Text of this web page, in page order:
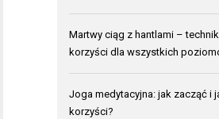
Martwy ciąg z hantlami –
korzyści dla wszystkich
Joga medytacyjna: jak zacząć i
korzyści?